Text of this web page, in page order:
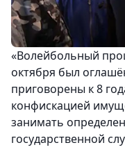
«Волейбольный
октября был
приговорены к 8
конфискацией
занимать
государственной